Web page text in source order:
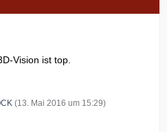
Vision ist top.
(13. Mai 2016 um 15:29)